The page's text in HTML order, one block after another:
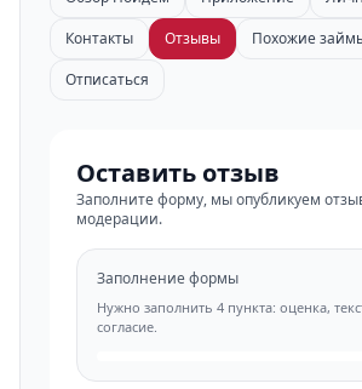
Контакты
Отзывы
Похожие
Отписаться
Оставить отзыв
Заполните форму, мы опубликуем
модерации.
Заполнение формы
Нужно заполнить 4 пункта: оценка,
согласие.